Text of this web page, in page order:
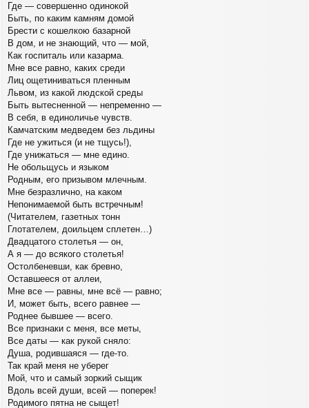
и
е
Где — совершенно одинокой
Быть, по каким камням домой
Брести с кошелкою базарной
В дом, и не знающий, что — мой,
Как госпиталь или казарма.
Мне все равно, каких среди
Лиц ощетиниваться пленным
Львом, из какой людской среды
Быть вытесненной — непременно —
В себя, в единоличье чувств.
Камчатским медведем без льдины
Где не ужиться (и не тщусь!),
Где унижаться — мне едино.
Не обольщусь и языком
Родным, его призывом млечным.
Мне безразлично, на каком
Непонимаемой быть встречным!
(Читателем, газетных тонн
Глотателем, доильцем сплетен…)
Двадцатого столетья — он,
А я — до всякого столетья!
Остолбеневши, как бревно,
Оставшееся от аллеи,
Мне все — равны, мне всё — равно;
И, может быть, всего равнее —
Роднее бывшее — всего.
Все признаки с меня, все меты,
Все даты — как рукой сняло:
Душа, родившаяся — где-то.
Так край меня не уберег
Мой, что и самый зоркий сыщик
Вдоль всей души, всей — поперек!
Родимого пятна не сыщет!